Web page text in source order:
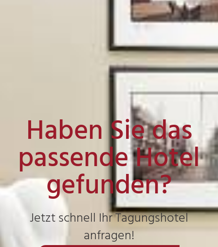
Haben Sie das
passende Hotel
gefunden?
Jetzt schnell Ihr Tagungshotel
anfragen!